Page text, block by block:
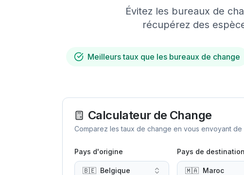
Évitez les bureaux de
récupérez des
Meilleurs taux que les bureaux de change
Calculateur de Change
Comparez les taux de change en vous envoyant
Pays d'origine
🇧🇪 Belgique
Pays de destination
🇲🇦 Maroc